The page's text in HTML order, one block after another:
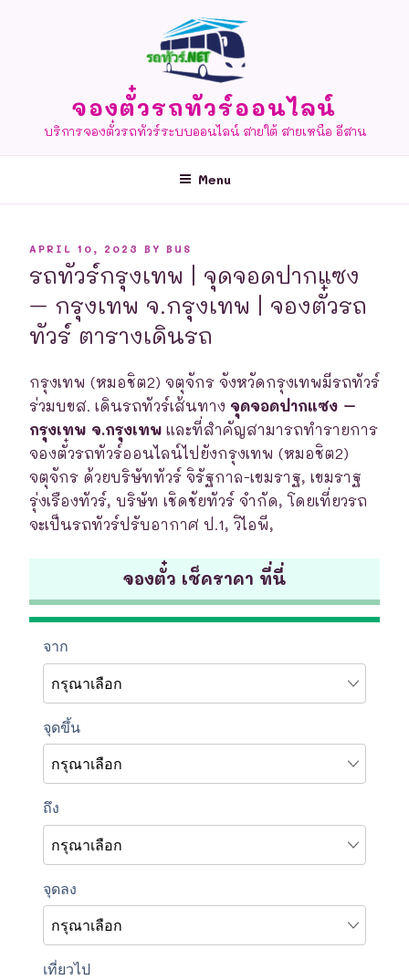
จองตั๋วรถทัวร์ออนไลน์
บริการจองตั๋วรถทัวร์ระบบออนไลน์ สายใต้ สายเหนือ อีสาน
Menu
POSTED
APRIL 10, 2023 BY BUS
รถทัวร์กรุงเทพ | จุดจอดปากแซง
– กรุงเทพ จ.กรุงเทพ | จองตั๋วรถ
ทัวร์ ตารางเดินรถ
กรุงเทพ (หมอชิต2) จตุจักร จังหวัดกรุงเทพมีรถทัวร์
ร่วมบขส. เดินรถทัวร์เส้นทาง จุดจอดปากแซง –
กรุงเทพ จ.กรุงเทพ และที่สำคัญสามารถทำรายการ
จองตั๋วรถทัวร์ออนไลน์ไปยังกรุงเทพ (หมอชิต2)
จตุจักร ด้วยบริษัททัวร์ จิรัฐกาล-เขมราฐ, เขมราฐ
รุ่งเรืองทัวร์, บริษัท เชิดชัยทัวร์ จำกัด, โดยเที่ยวรถ
จะเป็นรถทัวร์ปรับอากาศ ป.1, วิไอพี,
จองตั๋ว เช็คราคา ที่นี่